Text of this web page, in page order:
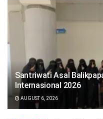
Santriwati Asal
Internasional 2026
AUGUST 6, 2026